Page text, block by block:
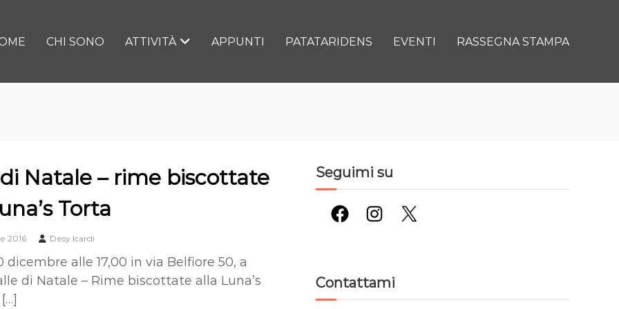
CHI SONO ATTIVITÀ APPUNTI PATATARIDENS EVENTI RASSEGNA STAMPA
Natale – rime biscottate
Torta
2016 Desy Icardi
dicembre alle 17,00 in via Belfiore 50, a
di Natale – Rime biscottate alla Luna’s
Seguimi su
Facebook Instagram X
Contattami